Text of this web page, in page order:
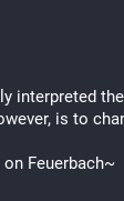
interpreted
is to
Feuerbach~